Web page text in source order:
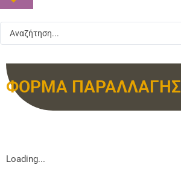
ΦΟΡΜΑ ΠΑΡΑΛΛΑΓΗΣ
Loading...